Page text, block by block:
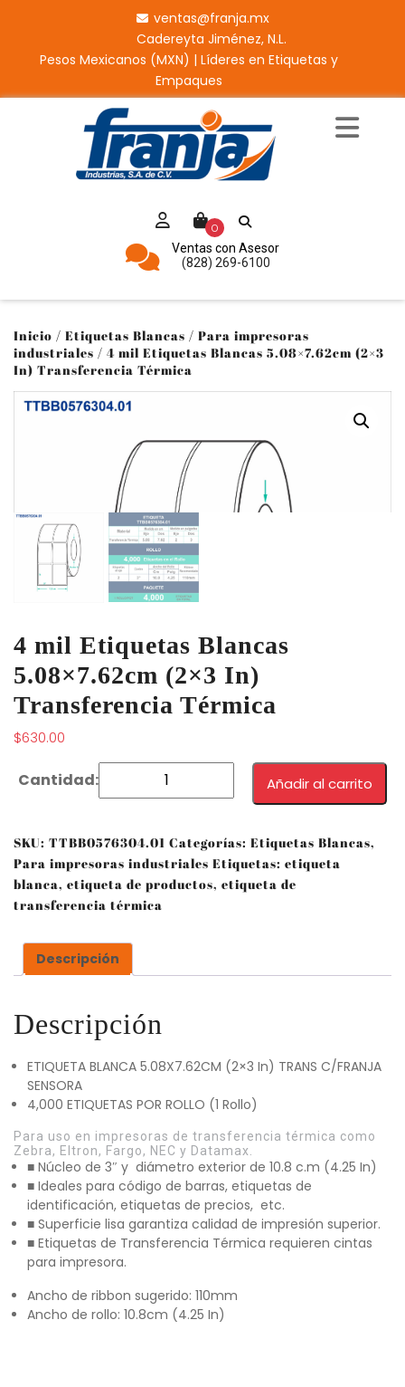
ventas@franja.mx
Cadereyta Jiménez, N.L.
Pesos Mexicanos (MXN) | Líderes en Etiquetas y
Empaques
0
Ventas con Asesor
(828) 269-6100
Inicio / Etiquetas Blancas / Para impresoras
industriales / 4 mil Etiquetas Blancas 5.08×7.62cm (2×3
In) Transferencia Térmica
4 mil Etiquetas Blancas
5.08×7.62cm (2×3 In)
Transferencia Térmica
$630.00
Añadir al carrito
SKU: TTBB0576304.01 Categorías: Etiquetas Blancas,
Para impresoras industriales Etiquetas: etiqueta
blanca, etiqueta de productos, etiqueta de
transferencia térmica
Descripción
Descripción
ETIQUETA BLANCA 5.08X7.62CM (2×3 In) TRANS C/FRANJA
SENSORA
4,000 ETIQUETAS POR ROLLO (1 Rollo)
Para uso en impresoras de transferencia térmica como
Zebra, Eltron, Fargo, NEC y Datamax.
■ Núcleo de 3″ y diámetro exterior de 10.8 c.m (4.25 In)
■ Ideales para código de barras, etiquetas de
identificación, etiquetas de precios, etc.
■ Superficie lisa garantiza calidad de impresión superior.
■ Etiquetas de Transferencia Térmica requieren cintas
para impresora.
Ancho de ribbon sugerido: 110mm
Ancho de rollo: 10.8cm (4.25 In)